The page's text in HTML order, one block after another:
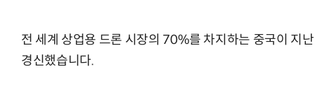
전 세계 상업용 드론 시장의 70%를 차지하는 중국이 지
경신했습니다.